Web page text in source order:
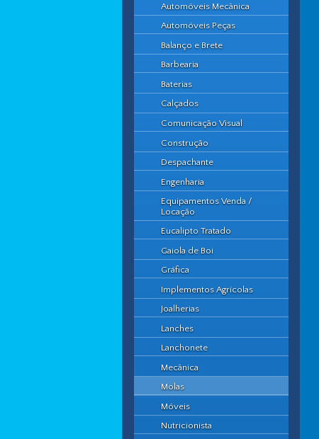
Automóveis Mecânica
Automóveis Peças
Balanço e Brete
Barbearia
Baterias
Calçados
Comunicação Visual
Construção
Despachante
Engenharia
Equipamentos Venda /
Locação
Eucalipto Tratado
Gaiola de Boi
Gráfica
Implementos Agrícolas
Joalherias
Lanches
Lanchonete
Mecânica
Molas
Móveis
Nutricionista